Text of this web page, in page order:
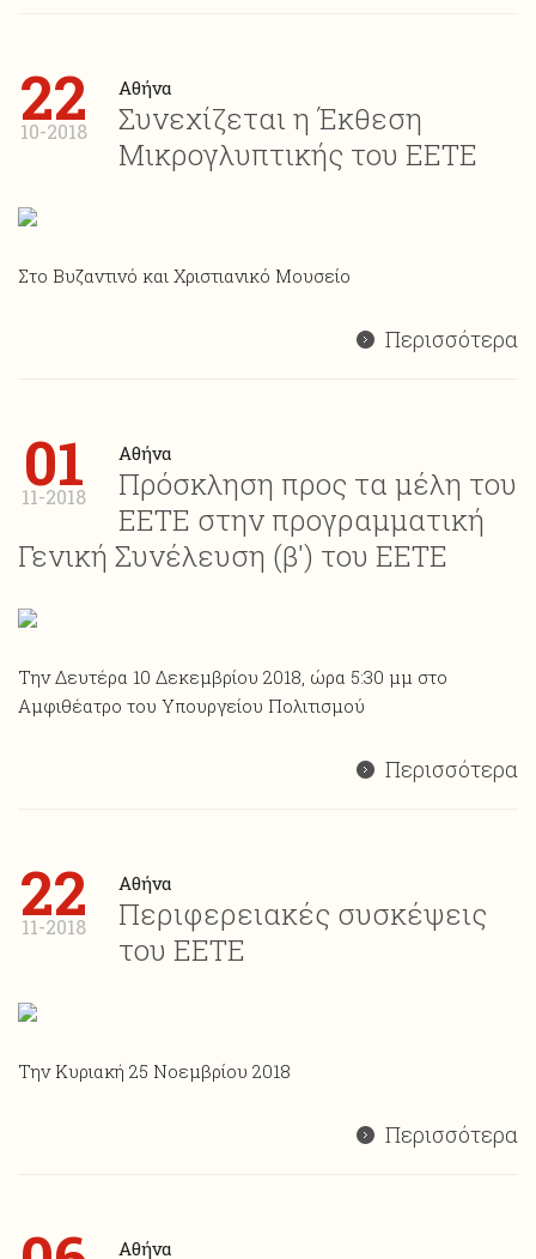
22
10-2018
Αθήνα
Συνεχίζεται η Έκθεση
Μικρογλυπτικής του ΕΕΤΕ
Στο Βυζαντινό και Χριστιανικό Μουσείο
Περισσότερα
01
11-2018
Αθήνα
Πρόσκληση προς τα μέλη του
ΕΕΤΕ στην προγραμματική
Γενική Συνέλευση (β') του ΕΕΤΕ
Την Δευτέρα 10 Δεκεμβρίου 2018, ώρα 5:30 μμ στο
Αμφιθέατρο του Υπουργείου Πολιτισμού
Περισσότερα
22
11-2018
Αθήνα
Περιφερειακές συσκέψεις
του ΕΕΤΕ
Την Κυριακή 25 Νοεμβρίου 2018
Περισσότερα
Αθήνα